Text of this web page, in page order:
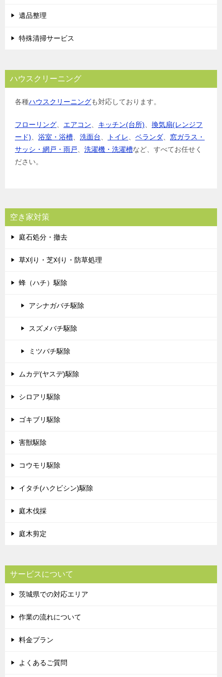
遺品整理
特殊清掃サービス
ハウスクリーニング
各種ハウスクリーニングも対応しております。
フローリング、 エアコン、 キッチン(台所)、 換気扇(レンジフ
ード)、 浴室・浴槽、 洗面台、 トイレ、 ベランダ、 窓ガラス・
サッシ・網戸・雨戸、 洗濯機・洗濯槽など、すべてお任せく
ださい。
空き家対策
庭石処分・撤去
草刈り・芝刈り・防草処理
蜂（ハチ）駆除
アシナガバチ駆除
スズメバチ駆除
ミツバチ駆除
ムカデ(ヤスデ)駆除
シロアリ駆除
ゴキブリ駆除
害獣駆除
コウモリ駆除
イタチ(ハクビシン)駆除
庭木伐採
庭木剪定
サービスについて
茨城県での対応エリア
作業の流れについて
料金プラン
よくあるご質問